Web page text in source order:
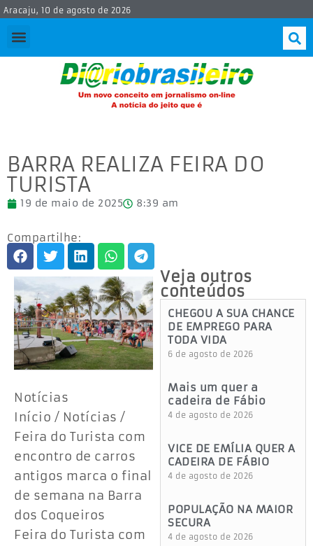
Aracaju, 10 de agosto de 2026
BARRA REALIZA FEIRA DO
TURISTA
19 de maio de 2025 8:39 am
Compartilhe:
Notícias
Início / Notícias /
Feira do Turista com
encontro de carros
antigos marca o final
de semana na Barra
dos Coqueiros
Feira do Turista com
Veja outros
conteúdos
CHEGOU A SUA CHANCE
DE EMPREGO PARA
TODA VIDA
6 de agosto de 2026
Mais um quer a
cadeira de Fábio
4 de agosto de 2026
VICE DE EMÍLIA QUER A
CADEIRA DE FÁBIO
4 de agosto de 2026
POPULAÇÃO NA MAIOR
SECURA
4 de agosto de 2026